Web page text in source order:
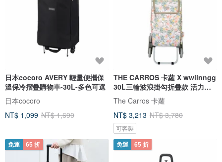
日本cocoro AVERY 輕量便攜保
溫保冷摺疊購物車-30L-多色可選
日本cocoro
NT$ 1,099 NT$ 1,690
THE CARROS 卡蘿 X wwiinngg
30L三輪波浪掛勾折疊款 活力雞
蛋花
The Carros 卡蘿
NT$ 3,213 NT$ 3,780
可客製
免運 65 折 免運 65 折